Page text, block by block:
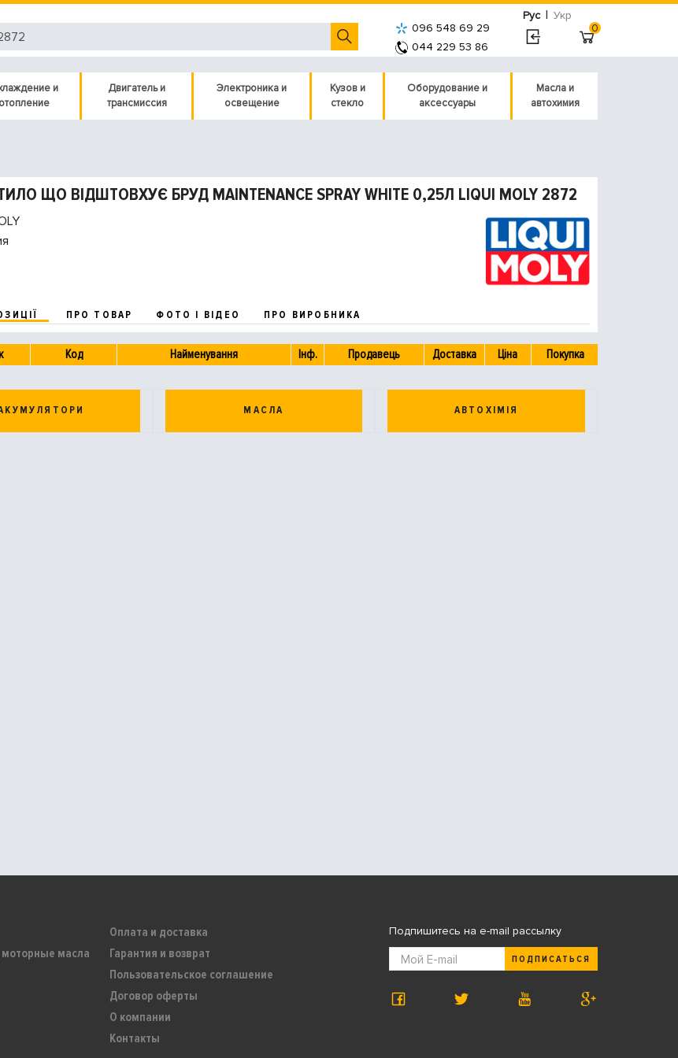
Рус | Укр
096 548 69 29
044 229 53 86
0
и
отопление
Двигатель и
трансмиссия
Электроника и
освещение
Кузов и
стекло
Оборудование и
аксессуары
Масла и
автохимия
ЩО ВІДШТОВХУЄ БРУД MAINTENANCE SPRAY WHITE 0,25Л LIQUI MOLY 2872
ПРО ТОВАР ФОТО І ВІДЕО ПРО ВИРОБНИКА
Код Найменування Інф. Продавець Доставка Ціна Покупка
МАСЛА АВТОХІМІЯ
моторные масла
Оплата и доставка
Гарантия и возврат
Пользовательское соглашение
Договор оферты
О компании
Контакты
Подпишитесь на e-mail рассылку
ПОДПИСАТЬСЯ